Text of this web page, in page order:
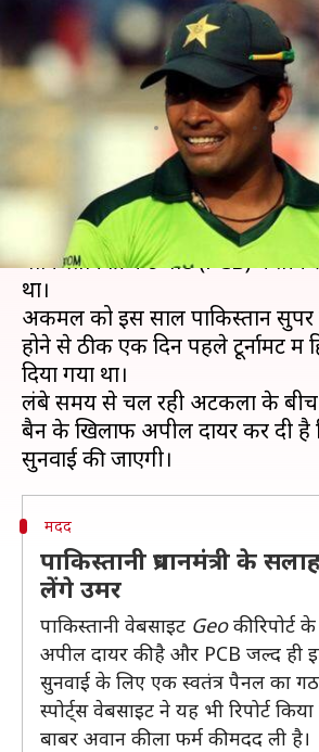
उमर अकमल ने किया
साल के बैन को चैलेंज,
सुनवाई
Neeraj Pandey May 19, 2020 07:02
क्या है खबर?
पाकिस्तान के बल्लेबाज उमर अकमल
पाकिस्तान क्रिकेट बोर्ड (PCB) ने
था।
अकमल को इस साल पाकिस्तान
होने से ठीक एक दिन पहले टूर्नामेंट में
दिया गया था।
लंबे समय से चल रही अटकलों के
बैन के खिलाफ अपील दायर कर दी है
मदद
पाकिस्तानी प्रधानमंत्री के
लेंगे उमर
पाकिस्तानी वेबसाइट Geoकी रिपोर्ट
अपील दायर की है और PCB जल्द ही
सुनवाई के लिए एक स्वतंत्र पैनल का
स्पोर्ट्स वेबसाइट ने यह भी रिपोर्ट
बाबर अवान की ला फर्म की मदद ली है।